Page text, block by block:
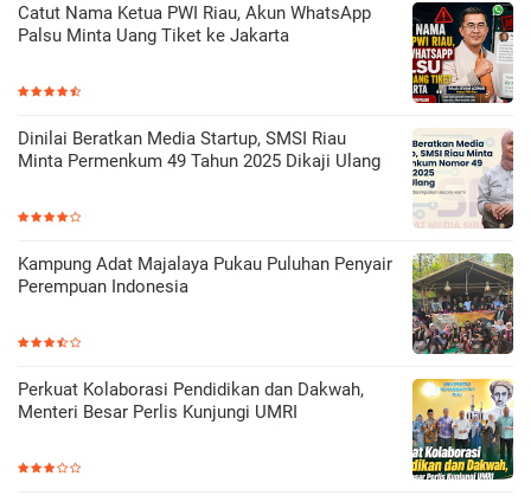
Catut Nama Ketua PWI Riau, Akun WhatsApp
Palsu Minta Uang Tiket ke Jakarta
Dinilai Beratkan Media Startup, SMSI Riau
Minta Permenkum 49 Tahun 2025 Dikaji Ulang
Kampung Adat Majalaya Pukau Puluhan Penyair
Perempuan Indonesia
Perkuat Kolaborasi Pendidikan dan Dakwah,
Menteri Besar Perlis Kunjungi UMRI